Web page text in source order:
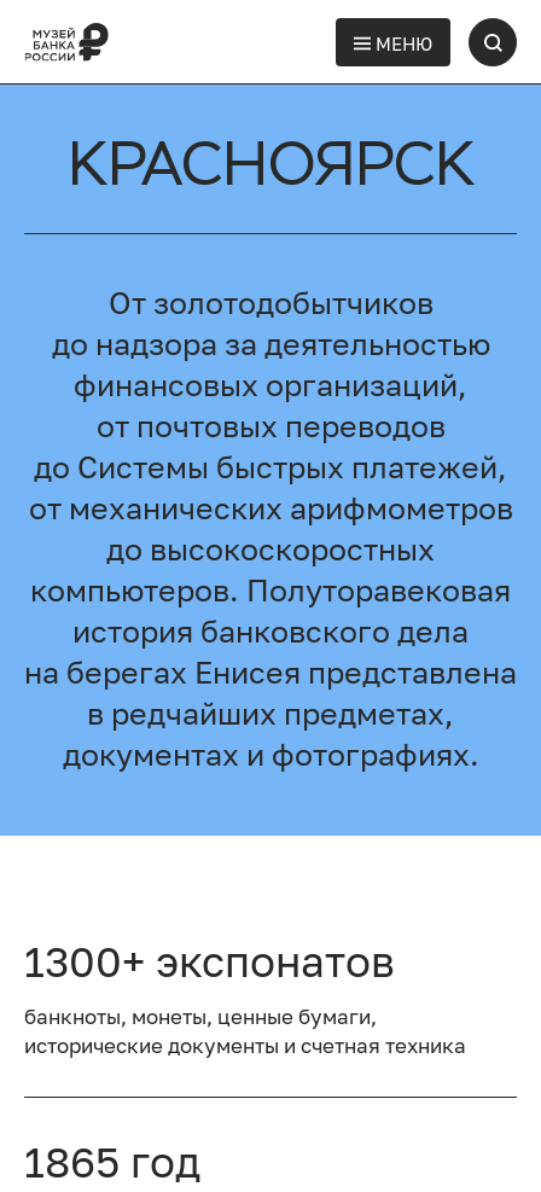
МЕНЮ
КРАСНОЯРСК
От золотодобытчиков
до надзора за деятельностью
финансовых организаций,
от почтовых переводов
до Системы быстрых платежей,
от механических арифмометров
до высокоскоростных
компьютеров. Полуторавековая
история банковского дела
на берегах Енисея представлена
в редчайших предметах,
документах и фотографиях.
1300+ экспонатов
банкноты, монеты, ценные бумаги,
исторические документы и счетная техника
1865 год